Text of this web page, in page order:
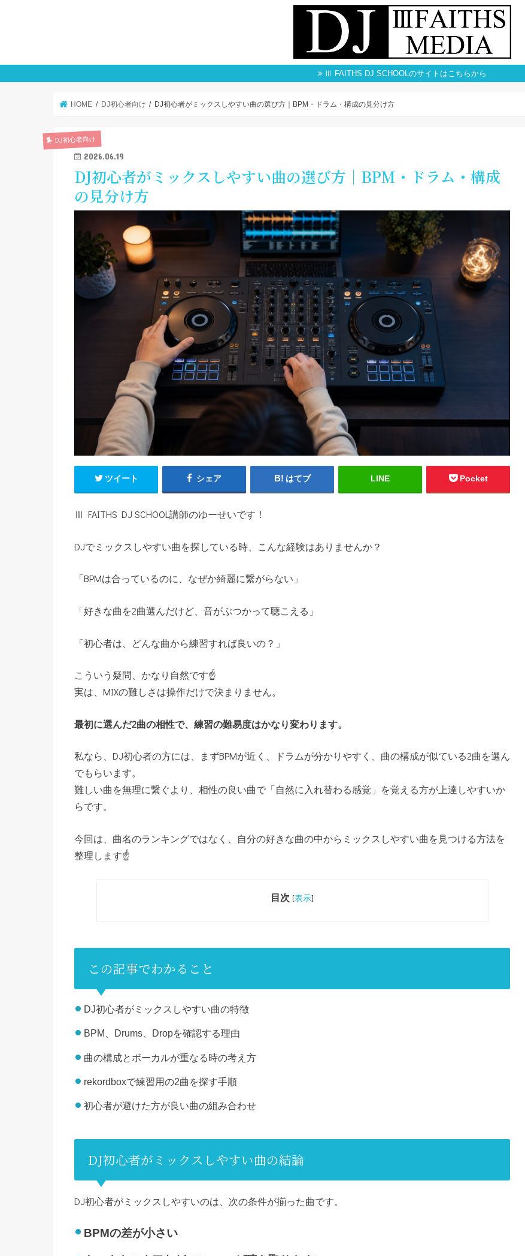
Ⅲ FAITHS DJ SCHOOLのサイトはこちらから
HOME DJ初心者向け DJ初心者がミックスしやすい曲の選び方｜BPM・ドラム・構成の見分け方
DJ初心者向け
2026.06.19
DJ初心者がミックスしやすい曲の選び方｜BPM・ドラム・構成
の見分け方
ツイート シェア はてブ LINE Pocket
Ⅲ FAITHS DJ SCHOOL講師のゆーせいです！
DJでミックスしやすい曲を探している時、こんな経験はありませんか？
「BPMは合っているのに、なぜか綺麗に繋がらない」
「好きな曲を2曲選んだけど、音がぶつかって聴こえる」
「初心者は、どんな曲から練習すれば良いの？」
こういう疑問、かなり自然です☝️
実は、MIXの難しさは操作だけで決まりません。
最初に選んだ2曲の相性で、練習の難易度はかなり変わります。
私なら、DJ初心者の方には、まずBPMが近く、ドラムが分かりやすく、曲の構成が似ている2曲を選ん
でもらいます。
難しい曲を無理に繋ぐより、相性の良い曲で「自然に入れ替わる感覚」を覚える方が上達しやすいか
らです。
今回は、曲名のランキングではなく、自分の好きな曲の中からミックスしやすい曲を見つける方法を
整理します☝️
目次 [表示]
この記事でわかること
DJ初心者がミックスしやすい曲の特徴
BPM、Drums、Dropを確認する理由
曲の構成とボーカルが重なる時の考え方
rekordboxで練習用の2曲を探す手順
初心者が避けた方が良い曲の組み合わせ
DJ初心者がミックスしやすい曲の結論
DJ初心者がミックスしやすいのは、次の条件が揃った曲です。
BPMの差が小さい